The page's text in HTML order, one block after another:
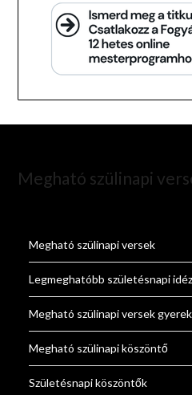
Megható szülinapi
Megható szülinapi versek
Legmeghatóbb születésnapi
Megható szülinapi versek
Megható szülinapi köszöntő
Születésnapi köszöntők